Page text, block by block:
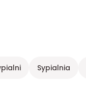
Sypialnia